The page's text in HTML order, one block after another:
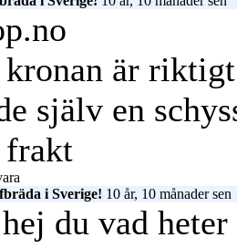
kronan är
själv en
i Sverige! 10 år, 10 månader sen
du vad